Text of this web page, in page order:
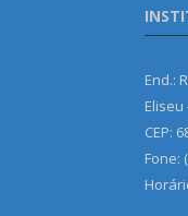
End.:
Eliseu
CEP:
Fone: